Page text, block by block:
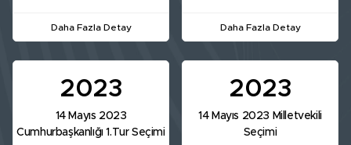
Daha Fazla Detay Daha Fazla Detay
2023
14 Mayıs 2023
Cumhurbaşkanlığı 1.Tur Seçimi
2023
14 Mayıs 2023 Milletvekili
Seçimi